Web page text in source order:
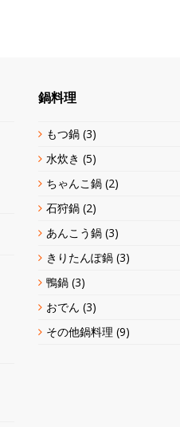
鍋料理
もつ鍋(3)
水炊き (5)
ちゃんこ鍋(2)
石狩鍋(2)
あんこう鍋(3)
きりたんぽ鍋(3)
鴨鍋(3)
おでん (3)
その他鍋料理 (9)